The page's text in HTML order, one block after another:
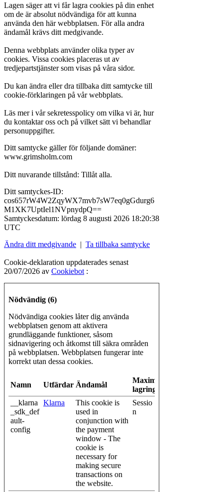
Lagen säger att vi får lagra cookies på din enhet
om de är absolut nödvändiga för att kunna
använda den här webbplatsen. För alla andra
ändamål krävs ditt medgivande.
Denna webbplats använder olika typer av
cookies. Vissa cookies placeras ut av
tredjepartstjänster som visas på våra sidor.
Du kan ändra eller dra tillbaka ditt samtycke till
cookie-förklaringen på vår webbplats.
Läs mer i vår sekretesspolicy om vilka vi är, hur
du kontaktar oss och på vilket sätt vi behandlar
personuppgifter.
Ditt samtycke gäller för följande domäner:
www.grimsholm.com
Ditt nuvarande tillstånd: Tillåt alla.
Ditt samtyckes-ID:
cos657rW4W2ZqyWX7mvb7sW7eq0gGdurg6
M1XK7UptIel1NVpnydpQ==
Samtyckesdatum: lördag 8 augusti 2026 18:20:38
UTC
Ändra ditt medgivande | Ta tillbaka samtycke
Cookie-deklaration uppdaterades senast
20/07/2026 av Cookiebot :
Nödvändig (6)
Nödvändiga cookies låter dig använda
webbplatsen genom att aktivera
grundläggande funktioner, såsom
sidnavigering och åtkomst till säkra områden
på webbplatsen. Webbplatsen fungerar inte
korrekt utan dessa cookies.
Namn UtfärdareÄndamål
Maximal
lagringstid
__klarna
_sdk_def
ault-
config
Klarna
This cookie is
used in
conjunction with
the payment
window - The
cookie is
necessary for
making secure
transactions on
the website.
Sessio
n